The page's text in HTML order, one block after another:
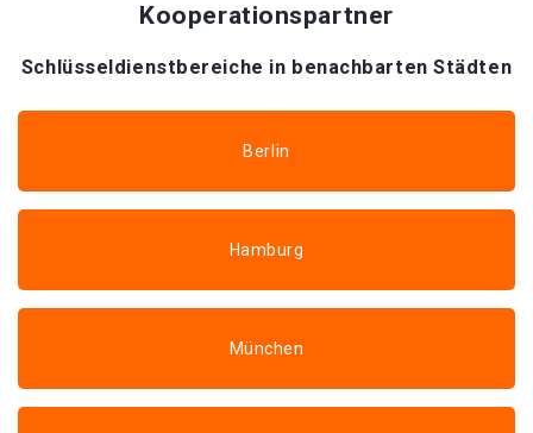
Kooperationspartner
Schlüsseldienstbereiche in benachbarten Städten
Berlin
Hamburg
München